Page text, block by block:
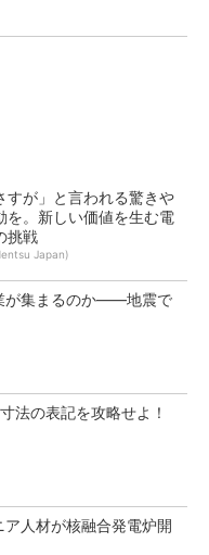
すが」と言われる驚きや
を。新しい価値を生む電
挑戦
Japan)
が集まるのか――地震で
法の表記を攻略せよ！
人材が核融合発電炉開